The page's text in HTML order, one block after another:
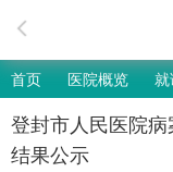
首页 医院概览
登封市人民医院
结果公示